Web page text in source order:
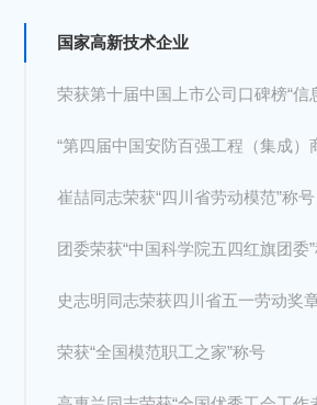
国家高新技术企业
荣获第十届中国上市公司口碑榜“信息技术
“第四届中国安防百强工程（集成）
崔喆同志荣获“四川省劳动模范”称号
团委荣获“中国科学院五四红旗团委
史志明同志荣获四川省五一劳动奖
荣获“全国模范职工之家”称号